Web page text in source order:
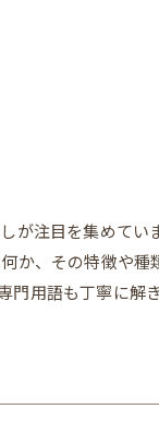
が注目を集めてい
か、その特徴や種
門用語も丁寧に解